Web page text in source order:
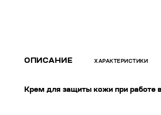
ОПИСАНИЕ ХАРАКТЕРИСТИКИ
Крем для защиты кожи при